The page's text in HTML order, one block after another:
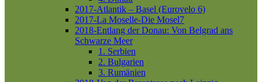
2017-Atlantik – Basel (Eurovelo 6)
2017-La Moselle-Die Mosel7
2018-Entlang der Donau: Von Belgrad ans
Schwarze Meer
1. Serbien
2. Bulgarien
3. Rumänien